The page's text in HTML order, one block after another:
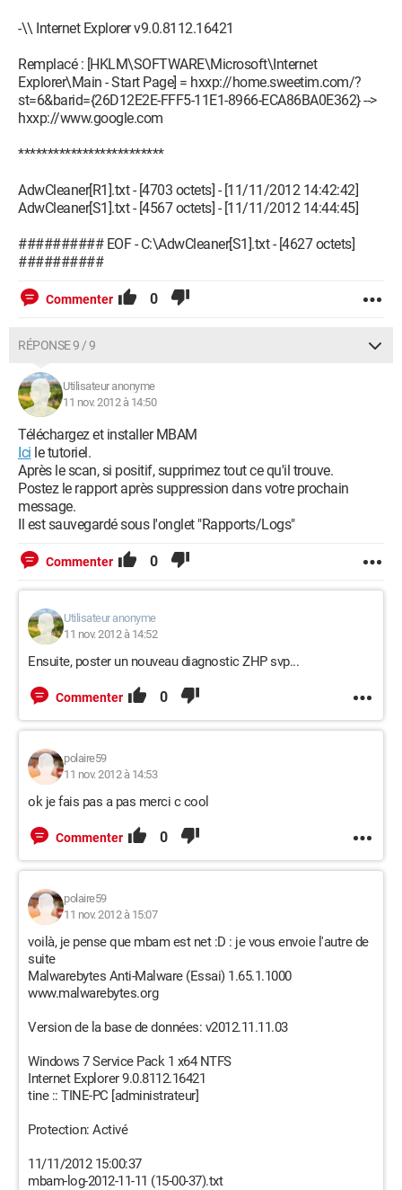
-\\ Internet Explorer v9.0.8112.16421
Remplacé : [HKLM\SOFTWARE\Microsoft\Internet
Explorer\Main - Start Page] = hxxp://home.sweetim.com/?
st=6&barid={26D12E2E-FFF5-11E1-8966-ECA86BA0E362} -->
hxxp://www.google.com
*************************
AdwCleaner[R1].txt - [4703 octets] - [11/11/2012 14:42:42]
AdwCleaner[S1].txt - [4567 octets] - [11/11/2012 14:44:45]
########## EOF - C:\AdwCleaner[S1].txt - [4627 octets]
##########
Commenter 0
RÉPONSE 9 / 9
Utilisateur anonyme
11 nov. 2012 à 14:50
Téléchargez et installer MBAM
Ici le tutoriel.
Après le scan, si positif, supprimez tout ce qu'il trouve.
Postez le rapport après suppression dans votre prochain
message.
Il est sauvegardé sous l'onglet "Rapports/Logs"
Commenter 0
Utilisateur anonyme
11 nov. 2012 à 14:52
Ensuite, poster un nouveau diagnostic ZHP svp...
Commenter 0
polaire59
11 nov. 2012 à 14:53
ok je fais pas a pas merci c cool
Commenter 0
polaire59
11 nov. 2012 à 15:07
voilà, je pense que mbam est net :D : je vous envoie l'autre de
suite
Malwarebytes Anti-Malware (Essai) 1.65.1.1000
www.malwarebytes.org
Version de la base de données: v2012.11.11.03
Windows 7 Service Pack 1 x64 NTFS
Internet Explorer 9.0.8112.16421
tine :: TINE-PC [administrateur]
Protection: Activé
11/11/2012 15:00:37
mbam-log-2012-11-11 (15-00-37).txt